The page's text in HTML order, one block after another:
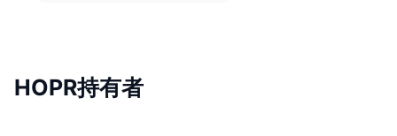
HOPR持有者